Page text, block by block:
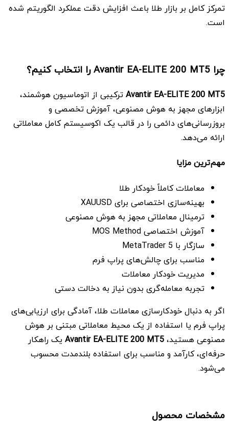
تمرکز کامل بر بازار طلا باعث افزایش دقت عملکرد الگوریتم شده
است.
چرا Avantir EA-ELITE 200 MT5 را انتخاب کنیم؟
Avantir EA-ELITE 200 MT5ترکیبی از اتوماسیون هوشمند،
ابزارهای مجهز به هوش مصنوعی، آموزش تخصصی و
بروزرسانی‌های دائمی را در قالب یک اکوسیستم کامل معاملاتی
ارائه می‌دهد.
مهم‌ترین مزایا
معاملات کاملاً خودکار طلا
بهینه‌سازی اختصاصی برای XAUUSD
ترمینال معاملاتی مجهز به هوش مصنوعی
آموزش اختصاصی MOS Method
سازگار با MetaTrader 5
مناسب برای چالش‌های پراپ فرم
مدیریت خودکار معاملات
تجربه معامله‌گری بدون نیاز به دخالت دستی
اگر به دنبال خودکارسازی معاملات طلا، آمادگی برای ارزیابی‌های
پراپ فرم یا استفاده از یک محیط معاملاتی مبتنی بر هوش
مصنوعی هستید،Avantir EA-ELITE 200 MT5 یک راهکار
حرفه‌ای، کارآمد و مناسب برای استفاده بلندمدت محسوب
می‌شود.
مشخصات محصول